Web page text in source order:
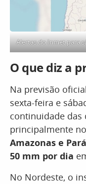
Alertas do Inmet para
O que diz a
Na previsão oficial
sexta-feira e
continuidade das
principalmente no
Amazonas e Pará
50 mm por dia
No Nordeste, o